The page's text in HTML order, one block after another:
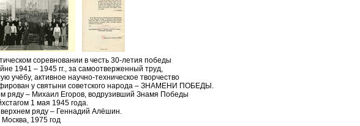
соревновании в честь 30-летия победы
1941 – 1945 гг., за самоотверженный труд,
учёбу, активное научно-техническое творчество
у святыни советского народа – ЗНАМЕНИ ПОБЕДЫ.
ряду – Михаил Егоров, водрузивший Знамя Победы
1 мая 1945 года.
ряду – Геннадий Алёшин.
Москва, 1975 год